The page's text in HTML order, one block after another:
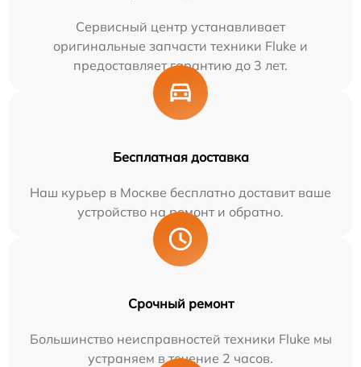
Сервисный центр устанавливает
оригинальные запчасти техники Fluke и
предоставляет гарантию до 3 лет.
Бесплатная доставка
Наш курьер в Москве бесплатно доставит ваше
устройство на ремонт и обратно.
Срочный ремонт
Большинство неисправностей техники Fluke мы
устраняем в течение 2 часов.